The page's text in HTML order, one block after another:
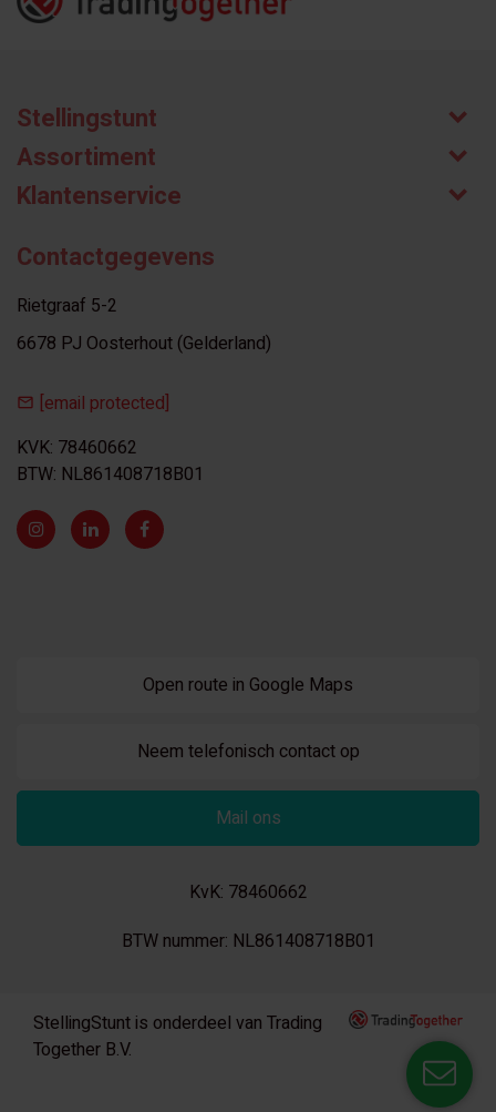
Stellingstunt
Assortiment
Klantenservice
Contactgegevens
Rietgraaf 5-2
6678 PJ Oosterhout (Gelderland)
[email protected]
KVK: 78460662
BTW: NL861408718B01
Open route in Google Maps
Neem telefonisch contact op
Mail ons
KvK: 78460662
BTW nummer: NL861408718B01
StellingStunt is onderdeel van Trading
Together B.V.